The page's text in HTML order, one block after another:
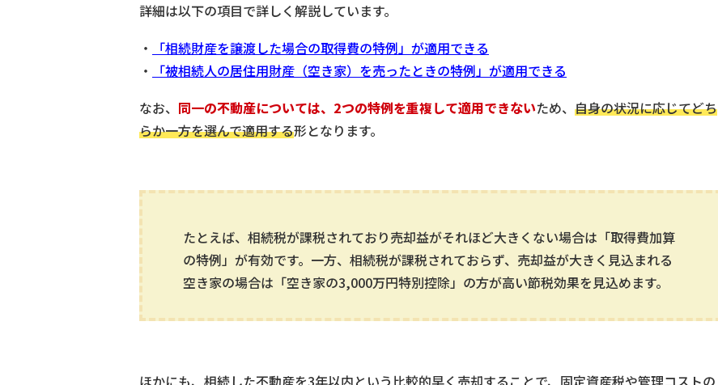
詳細は以下の項目で詳しく解説しています。
・
「相続財産を譲渡した場合の取得費の特例」が適用できる
・
「被相続人の居住用財産（空き家）を売ったときの特例」が適用できる
なお、 同一の不動産については、2つの特例を重複して適用できないため、 自身の状況に応じてどち
らか一方を選んで適用する形となります。
たとえば、相続税が課税されており売却益がそれほど大きくない場合は「取得費加算
の特例」が有効です。一方、相続税が課税されておらず、売却益が大きく見込まれる
空き家の場合は「空き家の3,000万円特別控除」の方が高い節税効果を見込めます。
ほかにも、相続した不動産を3年以内という比較的早く売却することで、固定資産税や管理コストの